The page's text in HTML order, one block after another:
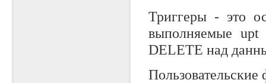
Триггеры - это
выполняемые upt
DELETE над